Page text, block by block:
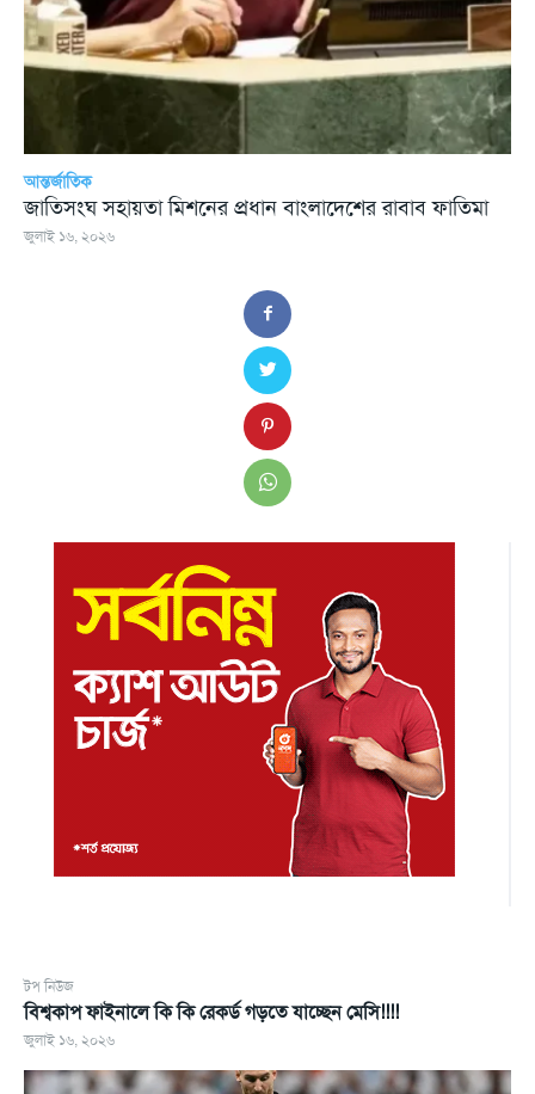
টপ নিউজ
বিশ্বকাপ ফাইনালে কি কি রেকর্ড গড়তে যাচ্ছেন মেসি!!!!
জুলাই ১৬, ২০২৬
আন্তর্জাতিক
জাতিসংঘ সহায়তা মিশনের প্রধান বাংলাদেশের রাবাব ফাতিমা
জুলাই ১৬, ২০২৬